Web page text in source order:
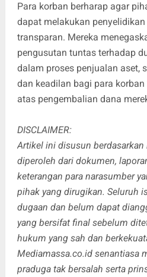
Para korban berharap agar
dapat melakukan
transparan. Mereka
pengusutan tuntas terhadap
dalam proses penjualan aset,
dan keadilan bagi para
atas pengembalian dana
DISCLAIMER:
Artikel ini disusun
diperoleh dari dokumen,
keterangan para narasumber
pihak yang dirugikan. Seluruh
dugaan dan belum dapat
yang bersifat final sebelum
hukum yang sah dan
Mediamassa.co.id senantiasa
praduga tak bersalah serta